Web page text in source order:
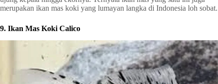
merupakan ikan mas koki yang lumayan langka di Indonesia loh sobat.
9. Ikan Mas Koki Calico